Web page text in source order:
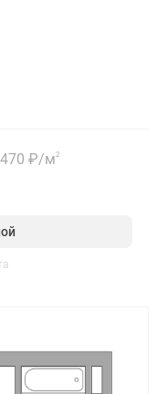
₽/м2